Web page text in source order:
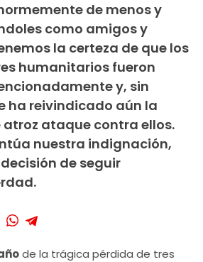
de menos y
como amigos y
la certeza de que los
humanitarios fueron
y, sin
ha reivindicado aún la
ataque contra ellos.
nuestra indignación,
de seguir
de la trágica pérdida de tres